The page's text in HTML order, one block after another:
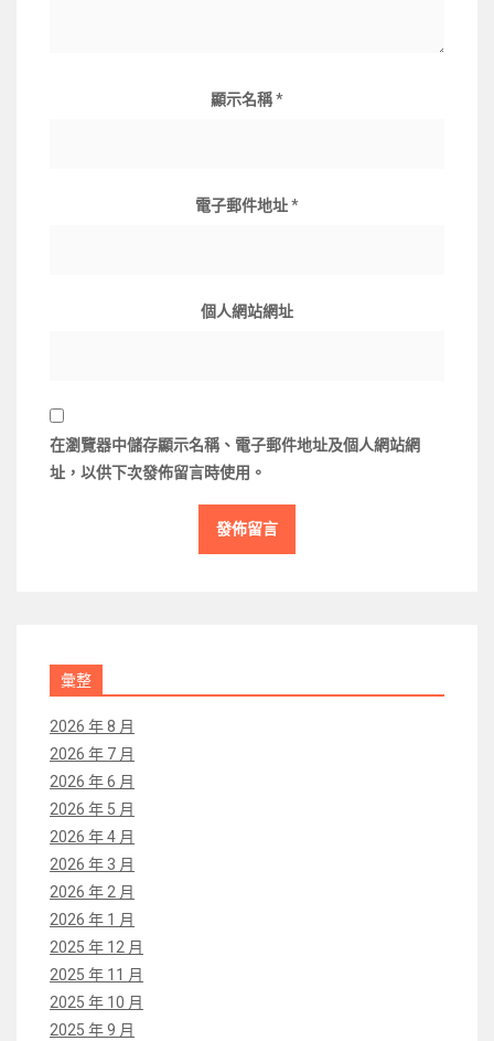
顯示名稱*
電子郵件地址*
個人網站網址
在瀏覽器中儲存顯示名稱、電子郵件地址及個人網站網
址，以供下次發佈留言時使用。
彙整
2026 年 8 月
2026 年 7 月
2026 年 6 月
2026 年 5 月
2026 年 4 月
2026 年 3 月
2026 年 2 月
2026 年 1 月
2025 年 12 月
2025 年 11 月
2025 年 10 月
2025 年 9 月